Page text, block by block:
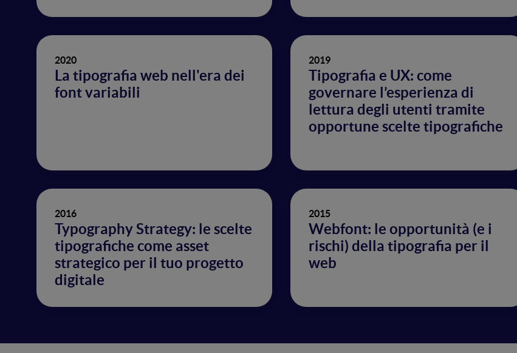
2020
La tipografia web nell'era dei
font variabili
2019
Tipografia e UX: come
governare l’esperienza di
lettura degli utenti tramite
opportune scelte tipografiche
2016
Typography Strategy: le scelte
tipografiche come asset
strategico per il tuo progetto
digitale
2015
Webfont: le opportunità (e i
rischi) della tipografia per il
web